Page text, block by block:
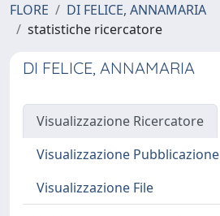
FLORE
DI FELICE, ANNAMARIA
statistiche ricercatore
DI FELICE, ANNAMARIA
Visualizzazione Ricercatore
Visualizzazione Pubblicazione
Visualizzazione File